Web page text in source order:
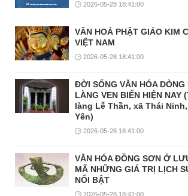
2026-05-28 18:41:00
VĂN HOÁ PHẬT GIÁO KIM
VIỆT NAM
2026-05-28 18:41:00
ĐỜI SỐNG VĂN HÓA DÒNG
LÀNG VEN BIỂN HIỆN
làng Lễ Thần, xã Thái
Yên)
2026-05-28 18:41:00
VĂN HÓA ĐỒNG SƠN Ở
MÃ NHỮNG GIÁ TRỊ LỊCH
NỔI BẬT
2026-05-28 18:41:00